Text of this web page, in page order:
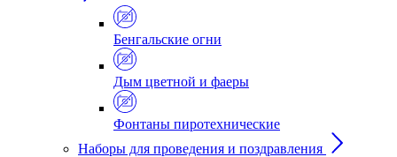
Бенгальские огни
Дым цветной и фаеры
Фонтаны пиротехнические
Наборы для проведения и поздравления